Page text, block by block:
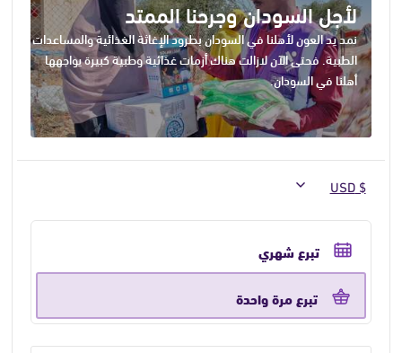
لأجل السودان وجرحنا الممتد
نمد يد العون لأهلنا في السودان بطرود الإغاثة الغذائية والمساعدات
الطبية. فحتى الآن لازالت هناك أزمات غذائية وطبية كبيرة يواجهها
أهلنا في السودان.
حدد
تكرار
التبرع
تبرع شهري
تبرع مرة واحدة